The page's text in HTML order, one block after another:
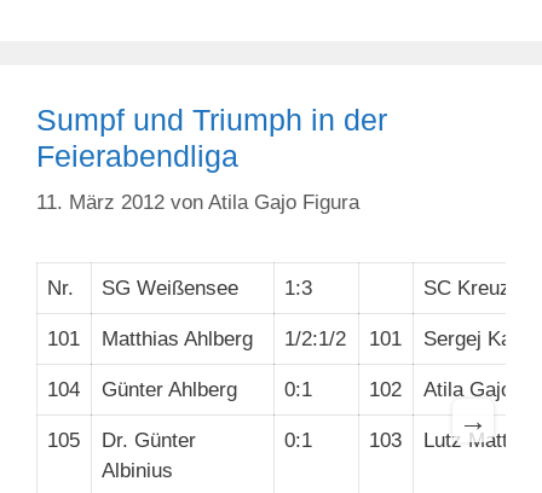
Sumpf und Triumph in der
Feierabendliga
11. März 2012 von Atila Gajo Figura
Nr. SG Weißensee 1:3 SC
101 Matthias Ahlberg 1/2:1/2 101 Sergej
104 Günter Ahlberg 0:1 102 Atila Gajo
105
Dr. Günter
Albinius
0:1 103 Lutz Mattick
→